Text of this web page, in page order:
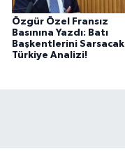
Özgür Özel Fransız
Basınına Yazdı: Batı
Başkentlerini Sarsacak
Türkiye Analizi!